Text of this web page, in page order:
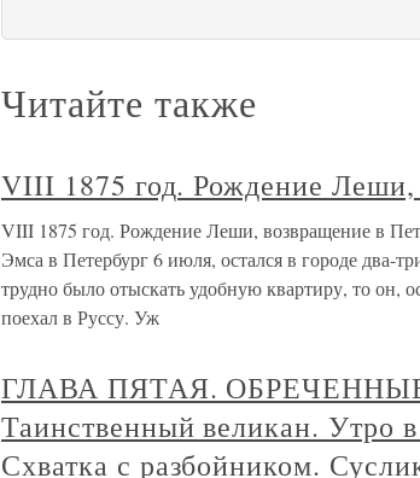
Читайте также
VIII 1875 год. Рождение Леши,
VIII 1875 год. Рождение Леши, возвращение в
Эмса в Петербург 6 июля, остался в городе два-
трудно было отыскать удобную квартиру, то он,
поехал в Руссу. Уж
ГЛАВА ПЯТАЯ.
Таинственный великан. Утро
Схватка с разбойником.